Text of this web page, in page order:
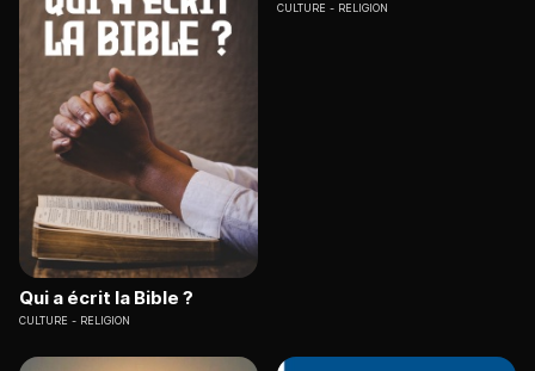
Qui a écrit la Bible ?
CULTURE RELIGION
CULTURE RELIGION